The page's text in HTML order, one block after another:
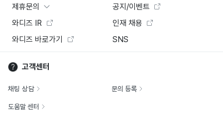
제휴문의
공지/이벤트
와디즈 IR
인재 채용
와디즈 바로가기
SNS
고객센터
채팅 상담 문의 등록
도움말 센터